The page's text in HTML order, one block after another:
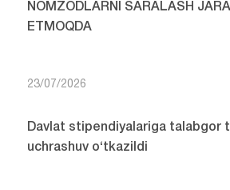
NOMZODLARNI SARALASH
ETMOQDA
23/07/2026
Davlat stipendiyalariga talabgor
uchrashuv o‘tkazildi